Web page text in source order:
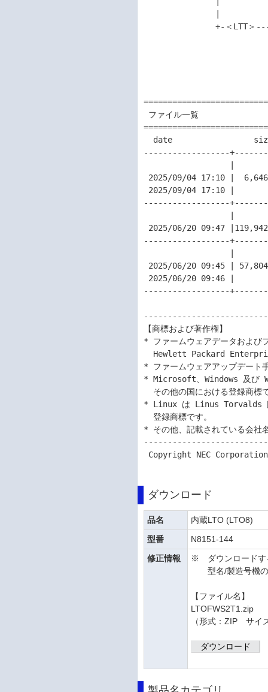
               +-＜LTT＞---+-＜Linux_64bit＞-+--hpe_ltt66_linux_x86_64.tar
------------------
------------------
------------------
------------------
【商標および著作権】
* ファームウェアデータおよび
* ファームウェアアップデート
* Microsoft、Windows 及び
* Linux は Linus Torvalds 氏
  登録商標です。
* その他、記載されている会社
ダウンロード
品名
内蔵LTO (LTO8)
型番
N8151-144
修正情報
※ ダウンロードす
型名/製造号機の
【ファイル名】
LTOFWS2T1.zip
（形式：ZIP サイ
ダウンロード